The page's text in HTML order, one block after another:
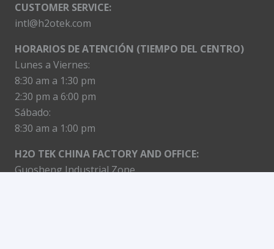
CUSTOMER SERVICE:
intl@h2otek.com
HORARIOS DE ATENCIÓN (TIEMPO DEL CENTRO)
Lunes a Viernes:
8:30 am a 1:30 pm
2:30 pm a 6:00 pm
Sábado:
8:30 am a 1:00 pm
H2O TEK CHINA FACTORY AND OFFICE:
Guosheng Industrial Zone,